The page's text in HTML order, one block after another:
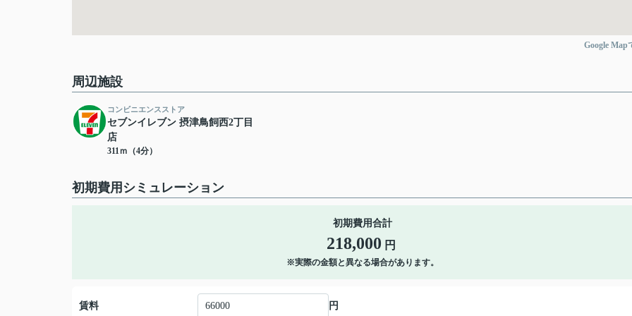
Google Map
周辺施設
コンビニエンスストア
セブンイレブン 摂津鳥飼西2丁目
店
311ｍ（4分）
初期費用シミュレーション
初期費用合計
218,000 円
※実際の金額と異なる場合があります。
賃料 円